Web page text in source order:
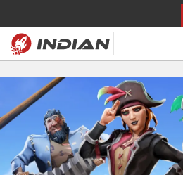
Magazín
Recenze
Videa